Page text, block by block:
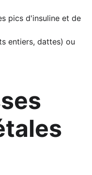
pics d'insuline et de
entiers, dattes) ou